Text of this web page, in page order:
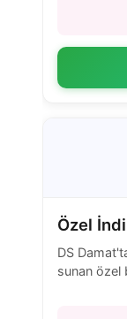
Özel
DS
sunan özel